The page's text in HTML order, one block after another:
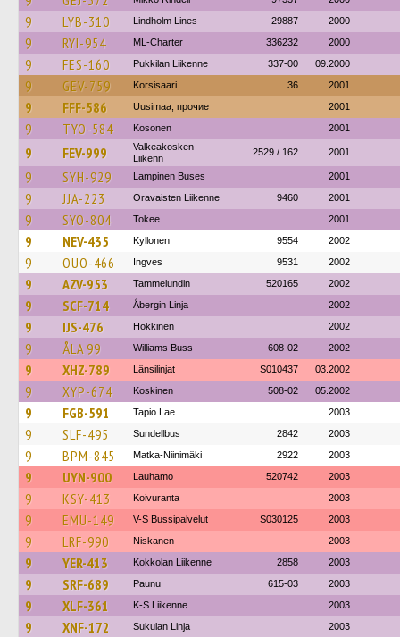
9 LYB-310 Lindholm Lines 29887 2000
9 RYI-954 ML-Charter 336232 2000
9 FES-160 Pukkilan Liikenne 337-00 09.2000
9 GEV-759 Korsisaari 36 2001
9 FFF-586 Uusimaa, прочие 2001
9 TYO-584 Kosonen 2001
9 FEV-999
Valkeakosken
Liikenn
2529 / 162 2001
9 SYH-929 Lampinen Buses 2001
9 JJA-223 Oravaisten Liikenne 9460 2001
9 SYO-804 Tokee 2001
9 NEV-435 Kyllonen 9554 2002
9 OUO-466 Ingves 9531 2002
9 AZV-953 Tammelundin 520165 2002
9 SCF-714 Åbergin Linja 2002
9 IJS-476 Hokkinen 2002
9 ÅLA 99 Williams Buss 608-02 2002
9 XHZ-789 Länsilinjat S010437 03.2002
9 XYP-674 Koskinen 508-02 05.2002
9 FGB-591 Tapio Lae 2003
9 SLF-495 Sundellbus 2842 2003
9 BPM-845 Matka-Niinimäki 2922 2003
9 UYN-900 Lauhamo 520742 2003
9 KSY-413 Koivuranta 2003
9 EMU-149 V-S Bussipalvelut S030125 2003
9 LRF-990 Niskanen 2003
9 YER-413 Kokkolan Liikenne 2858 2003
9 SRF-689 Paunu 615-03 2003
9 XLF-361 K-S Liikenne 2003
9 XNF-172 Sukulan Linja 2003